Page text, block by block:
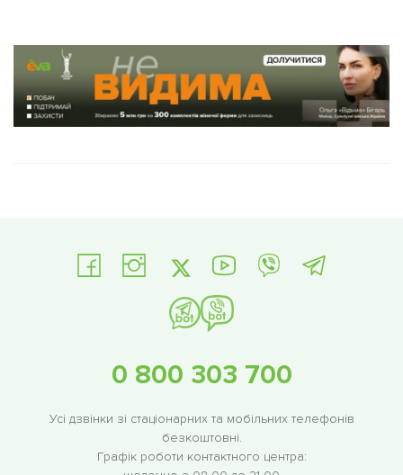
0 800 303 700
Усі дзвінки зі стаціонарних та мобільних телефонів
безкоштовні.
Графік роботи контактного центра: